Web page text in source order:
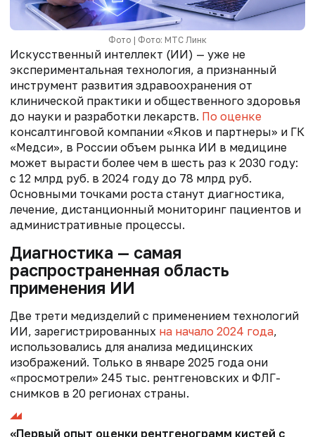
Фото | Фото: МТС Линк
Искусственный интеллект (ИИ) — уже не
экспериментальная технология, а признанный
инструмент развития здравоохранения от
клинической практики и общественного здоровья
до науки и разработки лекарств. По оценке
консалтинговой компании «Яков и партнеры» и ГК
«Медси», в России объем рынка ИИ в медицине
может вырасти более чем в шесть раз к 2030 году:
с 12 млрд руб. в 2024 году до 78 млрд руб.
Основными точками роста станут диагностика,
лечение, дистанционный мониторинг пациентов и
административные процессы.
Диагностика — самая
распространенная область
применения ИИ
Две трети медизделий с применением технологий
ИИ, зарегистрированных на начало 2024 года,
использовались для анализа медицинских
изображений. Только в январе 2025 года они
«просмотрели» 245 тыс. рентгеновских и ФЛГ-
снимков в 20 регионах страны.
«Первый опыт оценки рентгенограмм кистей с